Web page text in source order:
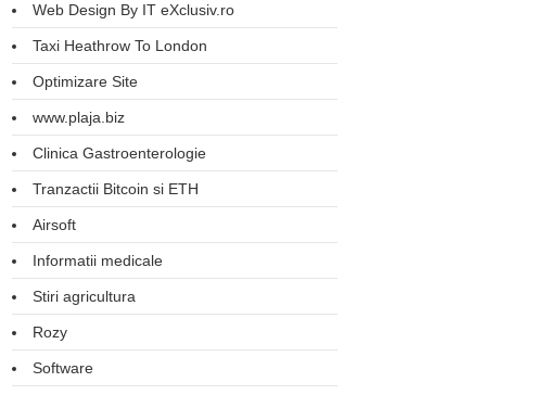
Web Design By IT eXclusiv.ro
Taxi Heathrow To London
Optimizare Site
www.plaja.biz
Clinica Gastroenterologie
Tranzactii Bitcoin si ETH
Airsoft
Informatii medicale
Stiri agricultura
Rozy
Software